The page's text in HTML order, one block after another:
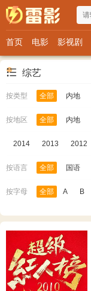
首页 电影 影视剧
综艺
按类型 全部 内地
按地区 全部 内地
2014 2013 2012
按语言 全部 国语
按字母 全部 A B